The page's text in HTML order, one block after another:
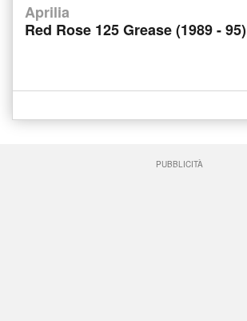
Aprilia
Red Rose 125 Grease (1989 - 95)
PUBBLICITÀ